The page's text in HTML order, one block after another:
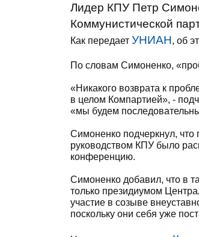
Лидер КПУ Петр
Коммунистической
Как передает УНИАН, об
По словам Симоненко,
«Никакого возврата к
в целом Компартией», -
«мы будем
Симоненко подчеркнул,
руководством КПУ было
конференцию.
Симоненко добавил, что в
только президиумом
участие в созыве
поскольку они себя уже